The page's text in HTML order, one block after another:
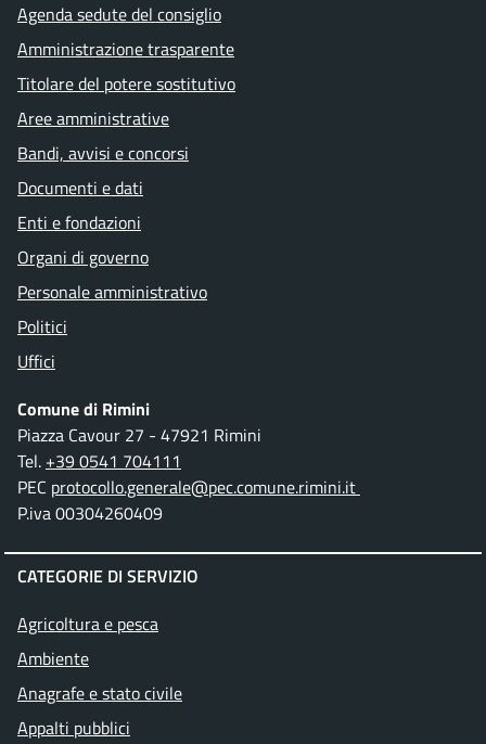
Agenda sedute del consiglio
Amministrazione trasparente
Titolare del potere sostitutivo
Aree amministrative
Bandi, avvisi e concorsi
Documenti e dati
Enti e fondazioni
Organi di governo
Personale amministrativo
Politici
Uffici
Comune di Rimini
Piazza Cavour 27 - 47921 Rimini
Tel. +39 0541 704111
PEC protocollo.generale@pec.comune.rimini.it
P.iva 00304260409
CATEGORIE DI SERVIZIO
Agricoltura e pesca
Ambiente
Anagrafe e stato civile
Appalti pubblici